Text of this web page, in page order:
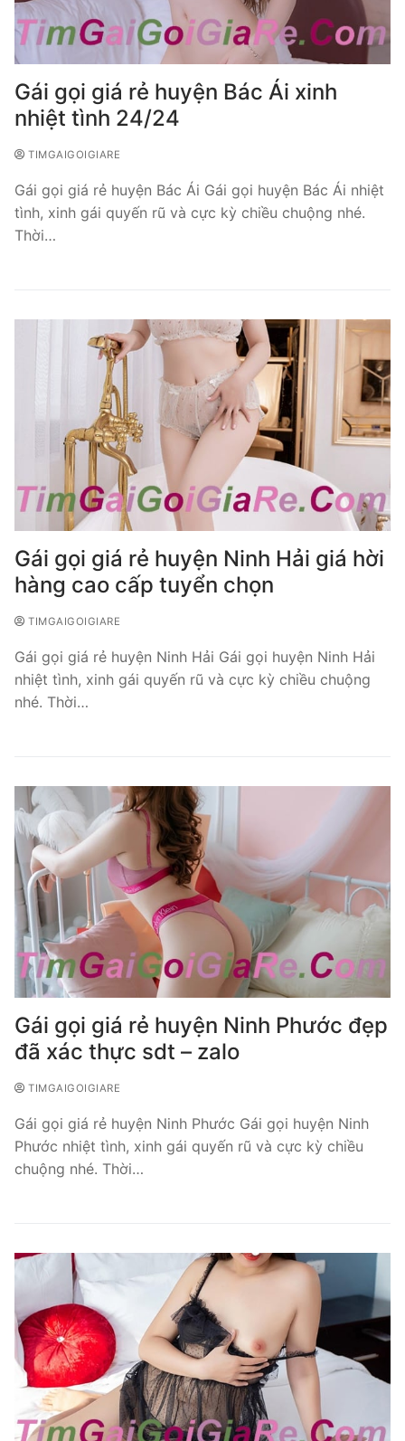
Gái gọi giá rẻ huyện Bác Ái xinh
nhiệt tình 24/24
TIMGAIGOIGIARE
Gái gọi giá rẻ huyện Bác Ái Gái gọi huyện Bác Ái nhiệt
tình, xinh gái quyến rũ và cực kỳ chiều chuộng nhé.
Thời…
Gái gọi giá rẻ huyện Ninh Hải giá hời
hàng cao cấp tuyển chọn
TIMGAIGOIGIARE
Gái gọi giá rẻ huyện Ninh Hải Gái gọi huyện Ninh Hải
nhiệt tình, xinh gái quyến rũ và cực kỳ chiều chuộng
nhé. Thời…
Gái gọi giá rẻ huyện Ninh Phước đẹp
đã xác thực sdt – zalo
TIMGAIGOIGIARE
Gái gọi giá rẻ huyện Ninh Phước Gái gọi huyện Ninh
Phước nhiệt tình, xinh gái quyến rũ và cực kỳ chiều
chuộng nhé. Thời…